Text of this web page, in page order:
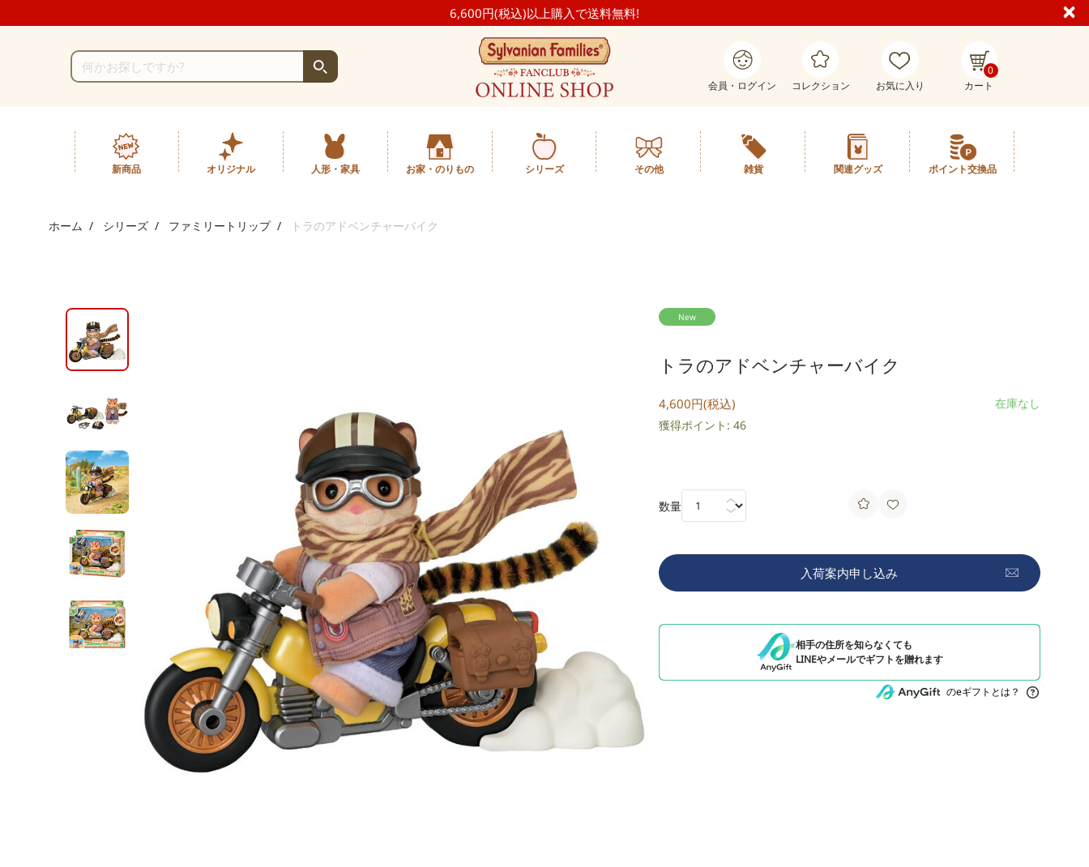
6,600円(税込)以上購入で送料無料!
会員・ログイン コレクション お気に入り
0
カート
新商品 オリジナル 人形・家具 お家・のりもの シリーズ その他 雑貨 関連グッズ ポイント交換品
ホーム シリーズ ファミリートリップ トラのアドベンチャーバイク
New
トラのアドベンチャーバイク
4,600円(税込)
獲得ポイント: 46
在庫なし
数量
入荷案内申し込み
相手の住所を知らなくても
LINEやメールでギフトを贈れます
のeギフトとは？